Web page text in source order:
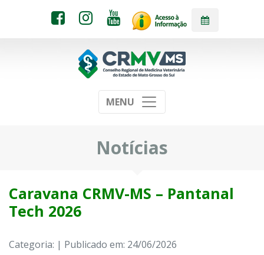
MENU
Notícias
Caravana CRMV-MS – Pantanal
Tech 2026
Categoria: | Publicado em: 24/06/2026